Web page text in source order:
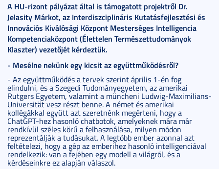
A HU-rizont pályázat által is támogatott projektről Dr.
Jelasity Márkot, az Interdiszciplináris Kutatásfejlesztési és
Innovációs Kiválósági Központ Mesterséges Intelligencia
Kompetenciaközpont (Élettelen Természettudományok
Klaszter) vezetőjét kérdeztük.
- Mesélne nekünk egy kicsit az együttműködésről?
- Az együttműködés a tervek szerint április 1-én fog
elindulni, és a Szegedi Tudományegyetem, az amerikai
Rutgers Egyetem, valamint a müncheni Ludwig-Maximilians-
Universität vesz részt benne. A német és amerikai
kollégákkal együtt azt szeretnénk megérteni, hogy a
ChatGPT-hez hasonló chatbotok, amelyeknek mára már
rendkívül széles körű a felhasználása, milyen módon
reprezentálják a tudásukat. A legtöbb ember azonnal azt
feltételezi, hogy a gép az emberihez hasonló intelligenciával
rendelkezik: van a fejében egy modell a világról, és a
kérdéseinkre ez alapján válaszol.